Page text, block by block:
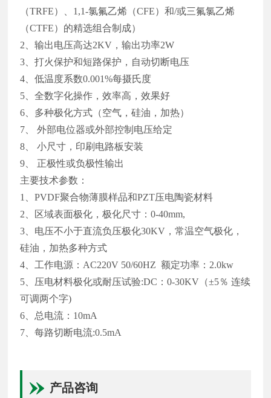
（TRFE）、1,1-氯氟乙烯（CFE）和/或三氟氯乙烯
（CTFE）的精选组合制成）
2、输出电压高达2KV，输出功率2W
3、打火保护和短路保护，自动切断电压
4、低温度系数0.001%每摄氏度
5、全数字化操作，效率高，效果好
6、多种极化方式（空气，硅油，加热）
7、 外部电位器或外部控制电压给定
8、 小尺寸，印刷电路板安装
9、 正极性或负极性输出
主要技术参数：
1、PVDF聚合物薄膜样品和PZT压电陶瓷材料
2、区域表面极化，极化尺寸：0-40mm,
3、电压不小于直流负压极化30KV，常温空气极化，
硅油，加热多种方式
4、工作电源：AC220V 50/60HZ 额定功率：2.0kw
5、压电材料极化或耐压试验:DC：0-30KV（±5％ 连续
可调两个字)
6、总电流：10mA
7、每路切断电流:0.5mA
产品咨询